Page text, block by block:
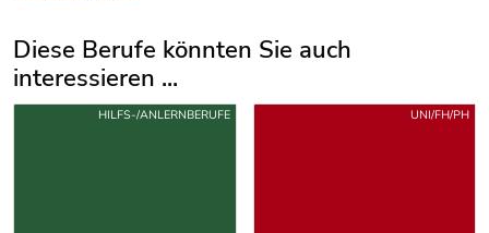
Diese Berufe könnten Sie auch
interessieren ...
Uber weitere Berufsvorschläge
HILFS-/ANLERNBERUFE UNI/FH/PH